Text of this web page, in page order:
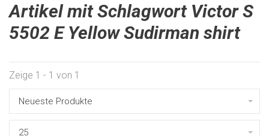
Artikel mit Schlagwort Victor S
5502 E Yellow Sudirman shirt
Zeige 1 - 1 von 1
Neueste Produkte
25